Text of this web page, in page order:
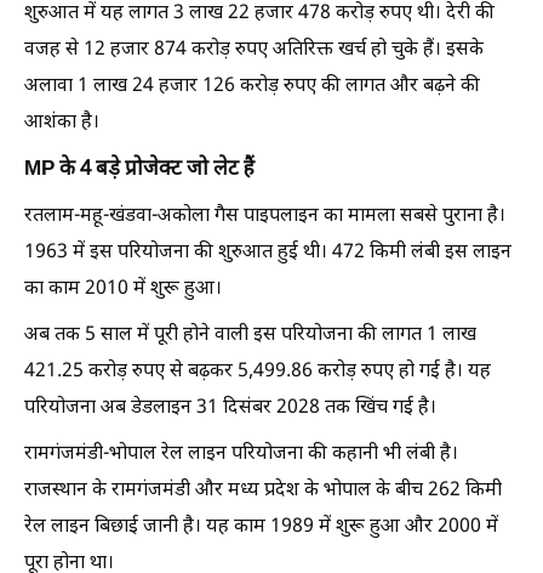
शुरुआत में यह लागत 3 लाख 22 हजार 478 करोड़ रुपए थी। देरी की
वजह से 12 हजार 874 करोड़ रुपए अतिरिक्त खर्च हो चुके हैं। इसके
अलावा 1 लाख 24 हजार 126 करोड़ रुपए की लागत और बढ़ने की
आशंका है।
MP के 4 बड़े प्रोजेक्ट जो लेट हैं
रतलाम-महू-खंडवा-अकोला गैस पाइपलाइन का मामला सबसे पुराना है।
1963 में इस परियोजना की शुरुआत हुई थी। 472 किमी लंबी इस लाइन
का काम 2010 में शुरू हुआ।
अब तक 5 साल में पूरी होने वाली इस परियोजना की लागत 1 लाख
421.25 करोड़ रुपए से बढ़कर 5,499.86 करोड़ रुपए हो गई है। यह
परियोजना अब डेडलाइन 31 दिसंबर 2028 तक खिंच गई है।
रामगंजमंडी-भोपाल रेल लाइन परियोजना की कहानी भी लंबी है।
राजस्थान के रामगंजमंडी और मध्य प्रदेश के भोपाल के बीच 262 किमी
रेल लाइन बिछाई जानी है। यह काम 1989 में शुरू हुआ और 2000 में
पूरा होना था।